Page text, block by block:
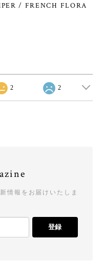
/ FRENCH FLORA
2 2
情報をお届けいたしま
登録